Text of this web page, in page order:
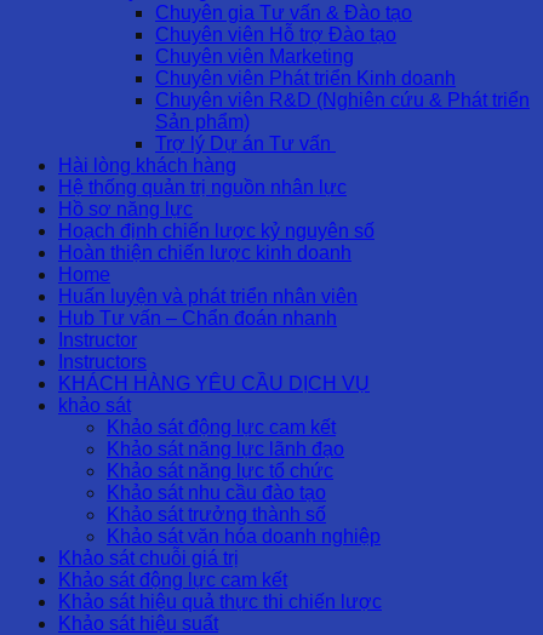
Chuyên gia Tư vấn & Đào tạo
Chuyên viên Hỗ trợ Đào tạo
Chuyên viên Marketing
Chuyên viên Phát triển Kinh doanh
Chuyên viên R&D (Nghiên cứu & Phát triển
Sản phẩm)
Trợ lý Dự án Tư vấn
Hài lòng khách hàng
Hệ thống quản trị nguồn nhân lực
Hồ sơ năng lực
Hoạch định chiến lược kỷ nguyên số
Hoàn thiện chiến lược kinh doanh
Home
Huấn luyện và phát triển nhân viên
Hub Tư vấn – Chẩn đoán nhanh
Instructor
Instructors
KHÁCH HÀNG YÊU CẦU DỊCH VỤ
khảo sát
Khảo sát động lực cam kết
Khảo sát năng lực lãnh đạo
Khảo sát năng lực tổ chức
Khảo sát nhu cầu đào tạo
Khảo sát trưởng thành số
Khảo sát văn hóa doanh nghiệp
Khảo sát chuỗi giá trị
Khảo sát động lực cam kết
Khảo sát hiệu quả thực thi chiến lược
Khảo sát hiệu suất